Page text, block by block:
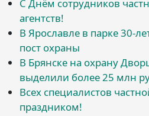
С Днём сотрудников
агентств!
В Ярославле в парке 30-
пост охраны
В Брянске на охрану
выделили более 25 млн
Всех специалистов
праздником!